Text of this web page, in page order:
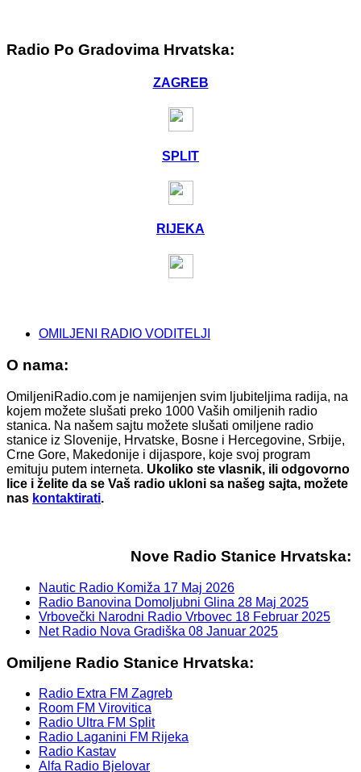
Radio Po Gradovima Hrvatska:
ZAGREB
SPLIT
RIJEKA
OMILJENI RADIO VODITELJI
O nama:
OmiljeniRadio.com je namijenjen svim ljubiteljima radija, na
kojem možete slušati preko 1000 Vaših omiljenih radio
stanica. Na našem sajtu možete slušati omiljene radio
stanice iz Slovenije, Hrvatske, Bosne i Hercegovine, Srbije,
Crne Gore, Makedonije i dijaspore, koje svoj program
emituju putem interneta. Ukoliko ste vlasnik, ili odgovorno
lice i želite da se Vaš radio ukloni sa našeg sajta, možete
nas kontaktirati.
Nove Radio Stanice Hrvatska:
Nautic Radio Komiža 17 Maj 2026
Radio Banovina Domoljubni Glina 28 Maj 2025
Vrbovečki Narodni Radio Vrbovec 18 Februar 2025
Net Radio Nova Gradiška 08 Januar 2025
Omiljene Radio Stanice Hrvatska:
Radio Extra FM Zagreb
Room FM Virovitica
Radio Ultra FM Split
Radio Laganini FM Rijeka
Radio Kastav
Alfa Radio Bjelovar